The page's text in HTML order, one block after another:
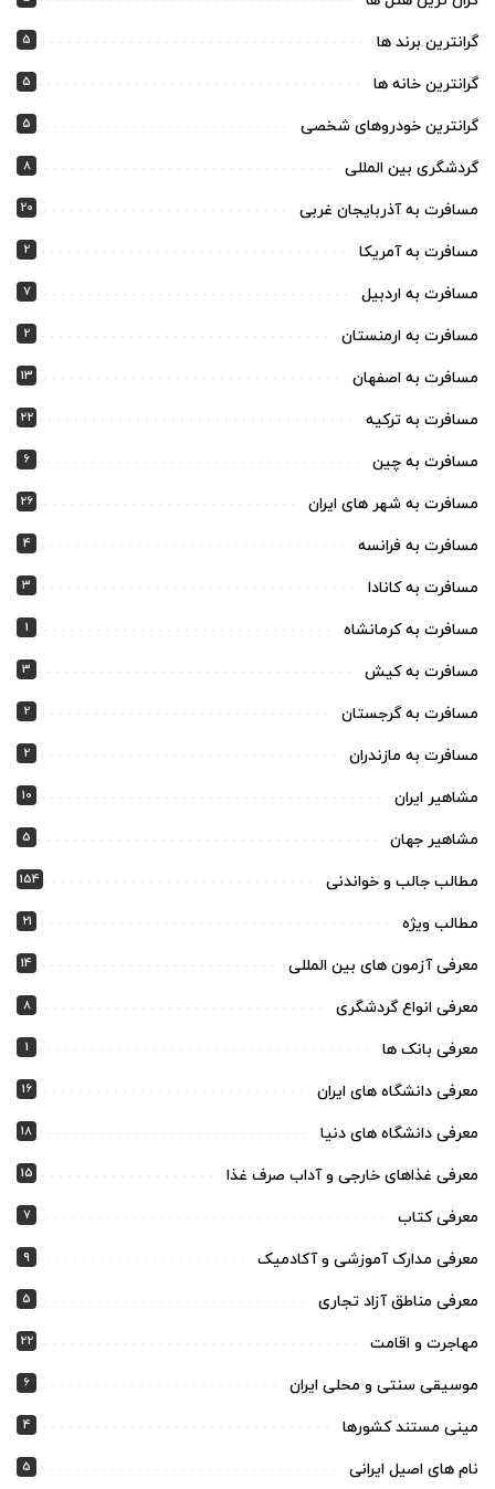
گرانترین برند ها 5
گرانترین خانه ها 5
گرانترین خودروهای شخصی 5
گردشگری بین المللی 8
مسافرت به آذربایجان غربی 20
مسافرت به آمریکا 2
مسافرت به اردبیل 7
مسافرت به ارمنستان 2
مسافرت به اصفهان 13
مسافرت به ترکیه 22
مسافرت به چین 6
مسافرت به شهر های ایران 26
مسافرت به فرانسه 4
مسافرت به کانادا 3
مسافرت به کرمانشاه 1
مسافرت به کیش 3
مسافرت به گرجستان 2
مسافرت به مازندران 2
مشاهیر ایران 10
مشاهیر جهان 5
مطالب جالب و خواندنی 154
مطالب ویژه 21
معرفی آزمون های بین المللی 14
معرفی انواع گردشگری 8
معرفی بانک ها 1
معرفی دانشگاه های ایران 16
معرفی دانشگاه های دنیا 18
معرفی غذاهای خارجی و آداب صرف غذا 15
معرفی کتاب 7
معرفی مدارک آموزشی و آکادمیک 9
معرفی مناطق آزاد تجاری 5
مهاجرت و اقامت 22
موسیقی سنتی و محلی ایران 6
مینی مستند کشورها 4
نام های اصیل ایرانی 5